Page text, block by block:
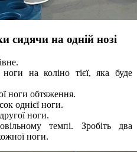
сидячи на одній нозі
ноги на коліно тієї, яка буде
ноги обтяження.
однієї ноги.
ноги.
темпі. Зробіть два
ноги.